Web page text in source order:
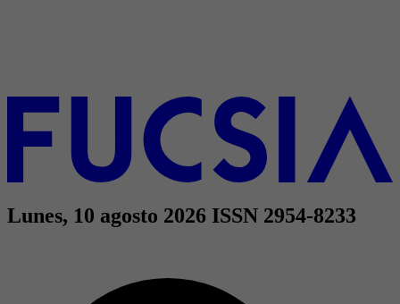
Lunes, 10 agosto 2026 ISSN 2954-8233